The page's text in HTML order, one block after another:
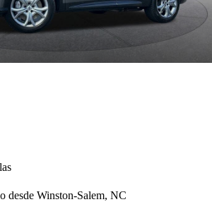
desde Winston-Salem, NC